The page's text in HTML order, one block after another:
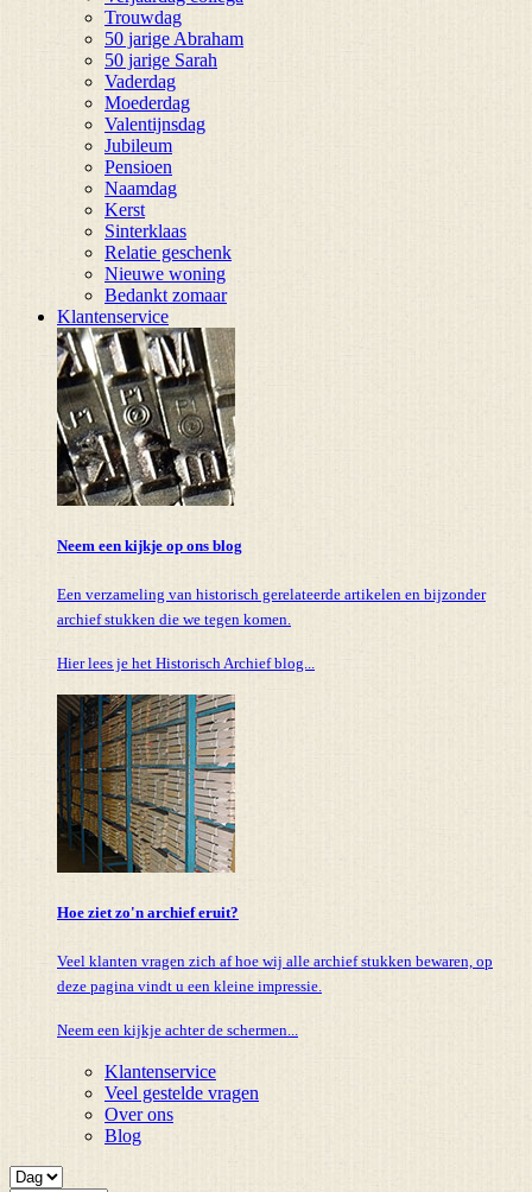
Trouwdag
50 jarige Abraham
50 jarige Sarah
Vaderdag
Moederdag
Valentijnsdag
Jubileum
Pensioen
Naamdag
Kerst
Sinterklaas
Relatie geschenk
Nieuwe woning
Bedankt zomaar
Klantenservice
Neem een kijkje op ons blog
Een verzameling van historisch gerelateerde artikelen en bijzonder
archief stukken die we tegen komen.
Hier lees je het Historisch Archief blog...
Hoe ziet zo'n archief eruit?
Veel klanten vragen zich af hoe wij alle archief stukken bewaren, op
deze pagina vindt u een kleine impressie.
Neem een kijkje achter de schermen...
Klantenservice
Veel gestelde vragen
Over ons
Blog